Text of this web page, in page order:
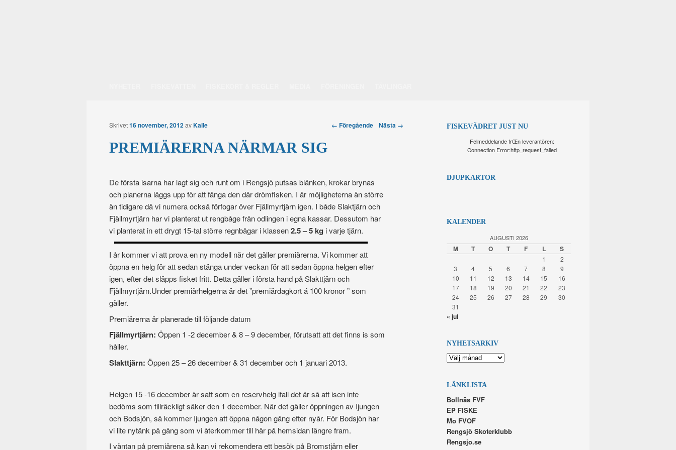
Rengsjö Fiskevårdsområdesförening
Post navigation
← Föregående Nästa →
PREMIÄRERNA NÄRMAR SIG
Skrivet16 november, 2012avKalle
De första isarna har lagt sig och runt om i Rengsjö putsas blänken, krokar brynas
och planerna läggs upp för att fånga den där drömfisken. I år möjligheterna än större
än tidigare då vi numera också förfogar över Fjällmyrtjärn igen. I både Slaktjärn och
Fjällmyrtjärn har vi planterat ut rengbåge från odlingen i egna kassar. Dessutom har
vi planterat in ett drygt 15-tal större regnbågar i klassen2.5 – 5 kg i varje tjärn.
I år kommer vi att prova en ny modell när det gäller premiärerna. Vi kommer att
öppna en helg för att sedan stänga under veckan för att sedan öppna helgen efter
igen, efter det släpps fisket fritt. Detta gäller i första hand på Slakttjärn och
Fjällmyrtjärn.Under premiärhelgerna är det ”premiärdagkort á 100 kronor ” som
gäller.
Premiärerna är planerade till följande datum
Fjällmyrtjärn: Öppen 1 -2 december & 8 – 9 december, förutsatt att det finns is som
håller.
Slakttjärn: Öppen 25 – 26 december & 31 december och 1 januari 2013.
Helgen 15 -16 december är satt som en reservhelg ifall det är så att isen inte
bedöms som tillräckligt säker den 1 december. När det gäller öppningen av Ijungen
och Bodsjön, så kommer Ijungen att öppna någon gång efter nyår. För Bodsjön har
vi lite nytänk på gång som vi återkommer till här på hemsidan längre fram.
I väntan på premiärena så kan vi rekomendera ett besök på Bromstjärn eller
FISKEVÄDRET JUST NU
Felmeddelande frŒn leverantören:
Connection Error:http_request_failed
DJUPKARTOR
KALENDER
AUGUSTI 2026
M T O T F L S
1
2
3
4 5 6 7 8
9
10
11 12 13 14 15
16
17
18 19 20 21 22
23
24
25 26 27 28 29
30
31
« jul
NYHETSARKIV
NYHETSARKIV
LÄNKLISTA
Bollnäs FVF
EP FISKE
Mo FVOF
Rengsjö Skoterklubb
Rengsjo.se